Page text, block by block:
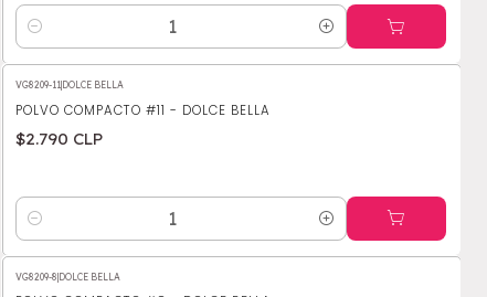
Cantidad
VG8209-11| DOLCE BELLA
POLVO COMPACTO #11 - DOLCE BELLA
$2.790 CLP
Cantidad
VG8209-8 DOLCE BELLA